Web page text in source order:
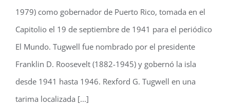
(1941)
1979) como gobernador de Puerto Rico, tomada en el
Capitolio el 19 de septiembre de 1941 para el periódico
El Mundo. Tugwell fue nombrado por el presidente
Franklin D. Roosevelt (1882-1945) y gobernó la isla
desde 1941 hasta 1946. Rexford G. Tugwell en una
tarima localizada [...]